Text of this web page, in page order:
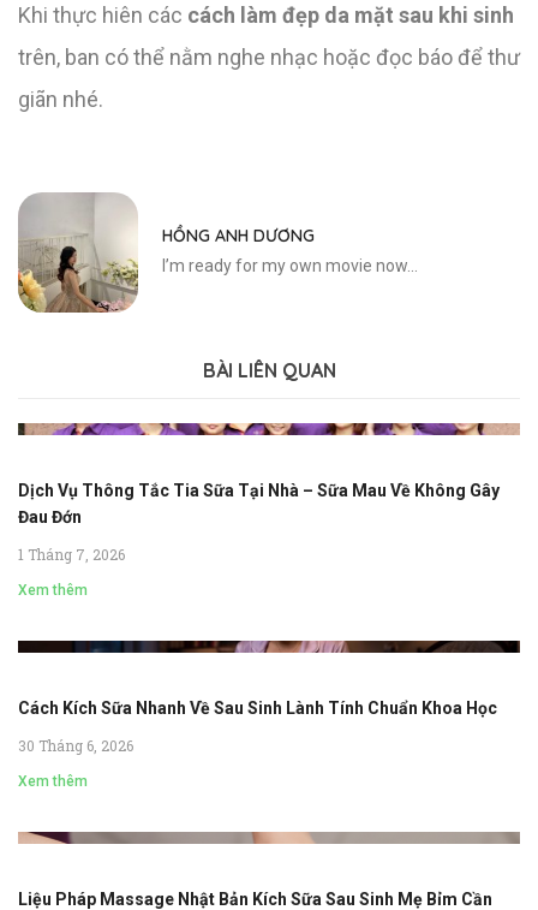
Khi thực hiên các cách làm đẹp da mặt sau khi sinh
trên, ban có thể nằm nghe nhạc hoặc đọc báo để thư
giãn nhé.
HỒNG ANH DƯƠNG
I’m ready for my own movie now...
BÀI LIÊN QUAN
Dịch Vụ Thông Tắc Tia Sữa Tại Nhà – Sữa Mau Về Không Gây
Đau Đớn
1 Tháng 7, 2026
Xem thêm
Cách Kích Sữa Nhanh Về Sau Sinh Lành Tính Chuẩn Khoa Học
30 Tháng 6, 2026
Xem thêm
Liệu Pháp Massage Nhật Bản Kích Sữa Sau Sinh Mẹ Bỉm Cần